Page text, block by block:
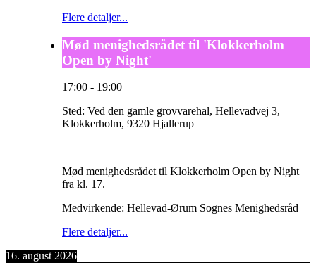
Flere detaljer...
Mød menighedsrådet til 'Klokkerholm
Open by Night'
17:00 - 19:00
Sted: Ved den gamle grovvarehal, Hellevadvej 3,
Klokkerholm, 9320 Hjallerup
Mød menighedsrådet til Klokkerholm Open by Night
fra kl. 17.
Medvirkende: Hellevad-Ørum Sognes Menighedsråd
Flere detaljer...
16. august 2026